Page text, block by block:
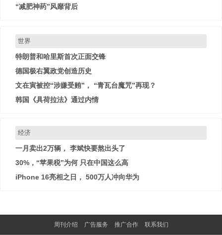
“减肥神药”风靡背后
世界
特朗普和哈里斯首次正面交锋
德国极右翼政党创造历史
文在寅被控“涉嫌受贿”， “青瓦台魔咒”再现？
韩国《具荷拉法》通过内情
经济
一月卖出2万辆， 李斌快要熬出头了
30%，“苹果税”为何 只在中国这么高
iPhone 16亮相之日， 500万人冲向华为
周刊介绍 广告服务 推广合作 联系我们